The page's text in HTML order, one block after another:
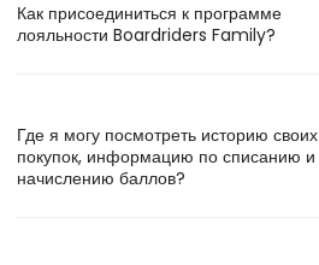
Как присоединиться к программе
лояльности Boardriders Family?
Где я могу посмотреть историю своих
покупок, информацию по списанию и
начислению баллов?